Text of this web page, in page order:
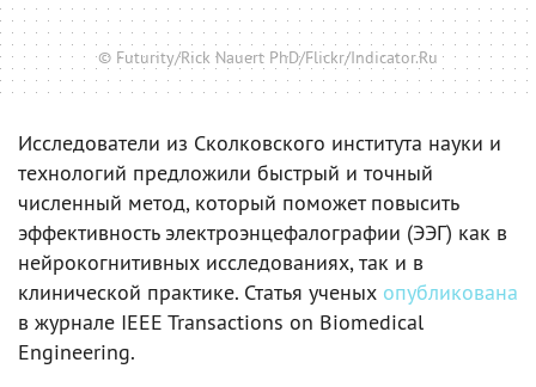
© Futurity/Rick Nauert PhD/Flickr/Indicator.Ru
Исследователи из Сколковского института науки и
технологий предложили быстрый и точный
численный метод, который поможет повысить
эффективность электроэнцефалографии (ЭЭГ) как в
нейрокогнитивных исследованиях, так и в
клинической практике. Статья ученых опубликована
в журнале IEEE Transactions on Biomedical
Engineering.